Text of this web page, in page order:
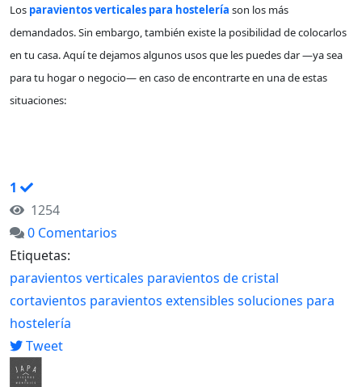
Los paravientos verticales para hostelería son los más
demandados. Sin embargo, también existe la posibilidad de colocarlos
en tu casa. Aquí te dejamos algunos usos que les puedes dar —ya sea
para tu hogar o negocio— en caso de encontrarte en una de estas
situaciones:
1
1254
0 Comentarios
Etiquetas:
paravientos verticales paravientos de cristal
cortavientos paravientos extensibles soluciones para
hostelería
Tweet